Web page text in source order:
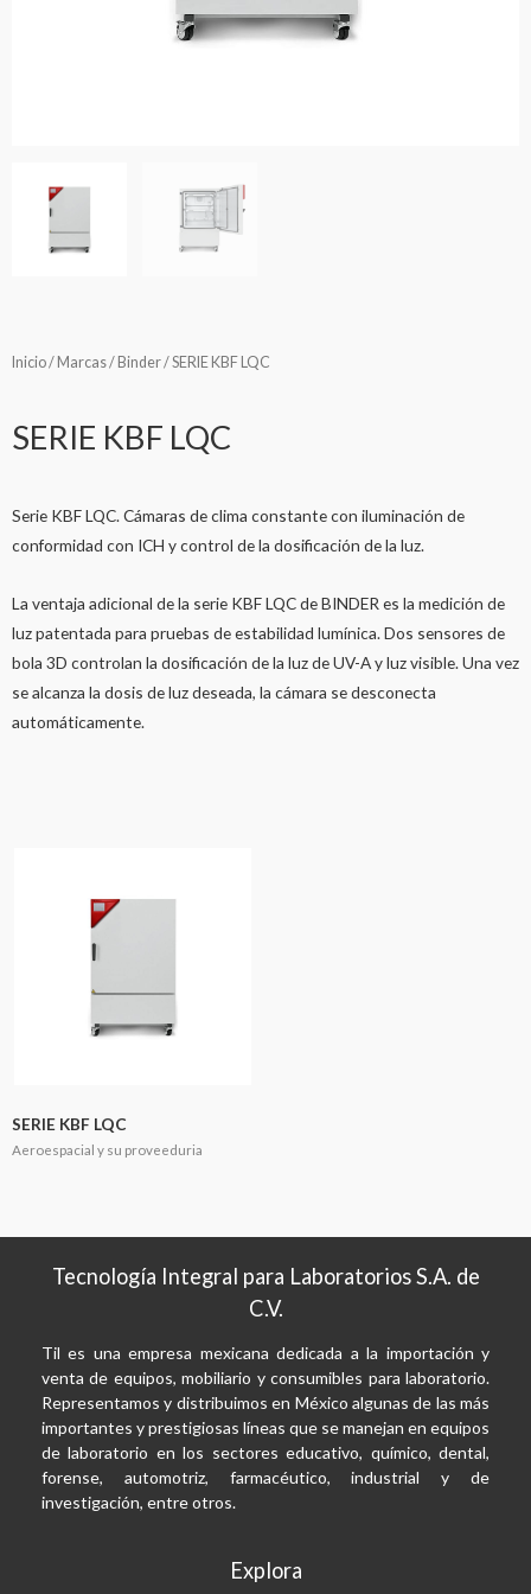
Inicio/ Marcas/ Binder/ SERIE KBF LQC
SERIE KBF LQC
Serie KBF LQC. Cámaras de clima constante con iluminación de
conformidad con ICH y control de la dosificación de la luz.
La ventaja adicional de la serie KBF LQC de BINDER es la medición de
luz patentada para pruebas de estabilidad lumínica. Dos sensores de
bola 3D controlan la dosificación de la luz de UV-A y luz visible. Una vez
se alcanza la dosis de luz deseada, la cámara se desconecta
automáticamente.
SERIE KBF LQC
Aeroespacial y su proveeduria
Tecnología Integral para Laboratorios S.A. de
C.V.
Til es una empresa mexicana dedicada a la importación y
venta de equipos, mobiliario y consumibles para laboratorio.
Representamos y distribuimos en México algunas de las más
importantes y prestigiosas líneas que se manejan en equipos
de laboratorio en los sectores educativo, químico, dental,
forense, automotriz, farmacéutico, industrial y de
investigación, entre otros.
Explora